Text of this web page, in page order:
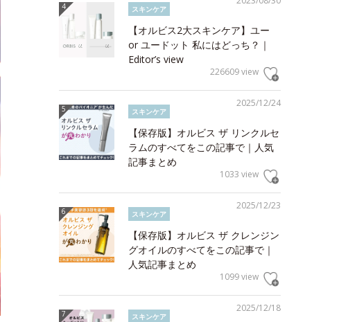
スキンケア
【オルビス2大スキンケア】ユー
or ユードット 私にはどっち？｜
Editor’s view
226609 view
2025/12/24
スキンケア
【保存版】オルビス ザ リンクルセ
ラムのすべてをこの記事で｜人気
記事まとめ
1033 view
2025/12/23
スキンケア
【保存版】オルビス ザ クレンジン
グオイルのすべてをこの記事で｜
人気記事まとめ
1099 view
2025/12/18
スキンケア